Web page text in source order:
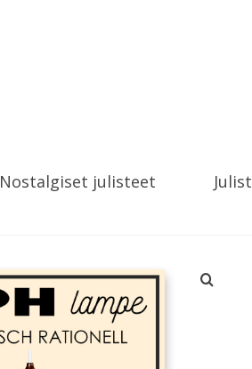
Nostalgiset julisteet